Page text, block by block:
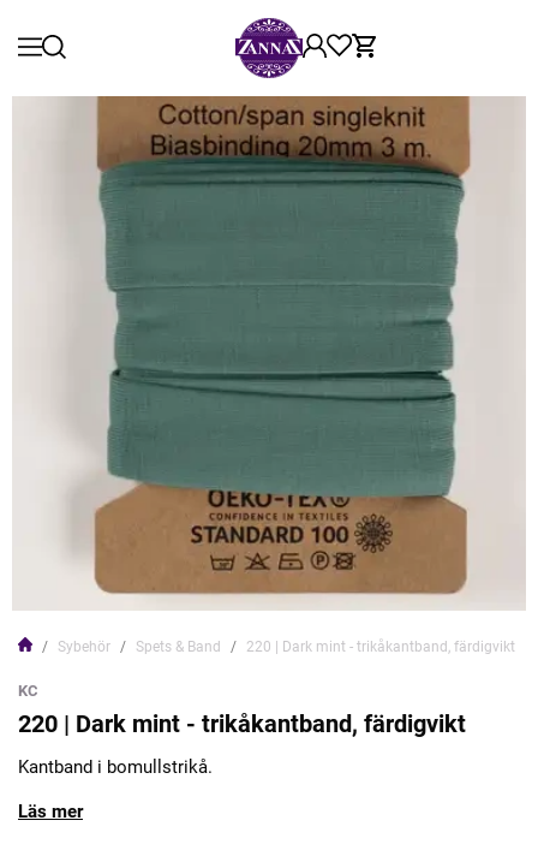
Sybehör Spets & Band 220 | Dark mint - trikåkantband, färdigvikt
KC
220 | Dark mint - trikåkantband, färdigvikt
Kantband i bomullstrikå.
Läs mer